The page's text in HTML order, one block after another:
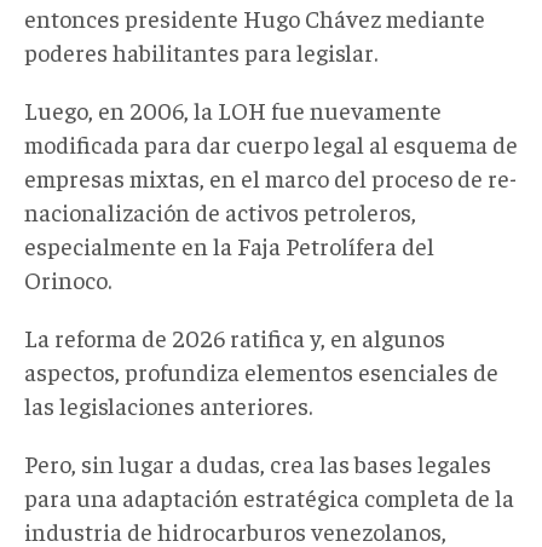
entonces presidente Hugo Chávez mediante
poderes habilitantes para legislar.
Luego, en 2006, la LOH fue nuevamente
modificada para dar cuerpo legal al esquema de
empresas mixtas, en el marco del proceso de re-
nacionalización de activos petroleros,
especialmente en la Faja Petrolífera del
Orinoco.
La reforma de 2026 ratifica y, en algunos
aspectos, profundiza elementos esenciales de
las legislaciones anteriores.
Pero, sin lugar a dudas, crea las bases legales
para una adaptación estratégica completa de la
industria de hidrocarburos venezolanos,